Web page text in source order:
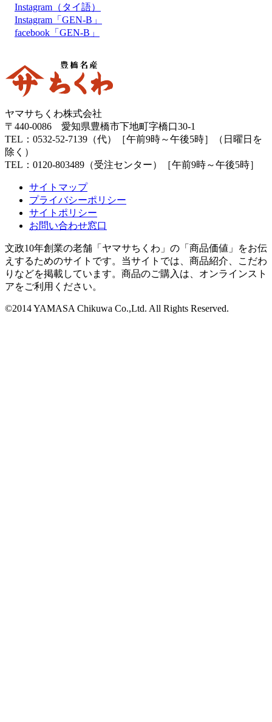
Instagram（タイ語）
Instagram「GEN-B」
facebook「GEN-B」
ヤマサちくわ株式会社
〒440-0086 愛知県豊橋市下地町字橋口30-1
TEL：0532-52-7139（代）［午前9時～午後5時］（日曜日を
除く）
TEL：0120-803489（受注センター）［午前9時～午後5時］
サイトマップ
プライバシーポリシー
サイトポリシー
お問い合わせ窓口
文政10年創業の老舗「ヤマサちくわ」の「商品価値」をお伝
えするためのサイトです。当サイトでは、商品紹介、こだわ
りなどを掲載しています。商品のご購入は、オンラインスト
アをご利用ください。
©2014 YAMASA Chikuwa Co.,Ltd. All Rights Reserved.